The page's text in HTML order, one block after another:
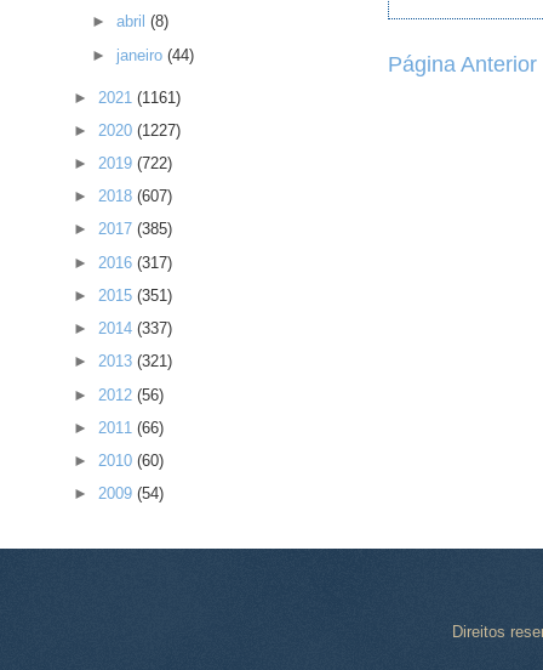
Página Anterior
►abril(8)
► janeiro(44)
► 2021 (1161)
► 2020 (1227)
► 2019 (722)
► 2018 (607)
► 2017 (385)
► 2016 (317)
► 2015 (351)
► 2014 (337)
► 2013 (321)
► 2012 (56)
► 2011 (66)
► 2010 (60)
► 2009 (54)
Direitos